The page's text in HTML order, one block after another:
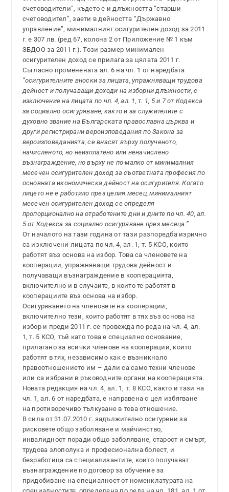
счетоводители”, където е и длъжността “старши
счетоводител”, заети в дейността “Държавно
управление”, минималният осигурителен доход за 2011
г. е 307 лв. (ред 67, колона 2 от Приложение № 1 към
ЗБДОО за 2011 г.). Този размер минимален
осигурителен доход се прилага за цялата 2011 г.
Съгласно променената ал. 6 на чл. 1 от наредбата
“осигурителните вноски за лицата, упражняващи трудова
дейност и получаващи доходи на изборни длъжности, с
изключение на лицата по чл. 4, ал. 1, т. 1, 5 и 7 от Кодекса
за социално осигуряване, както и за служителите с
духовно звание на Българската православна църква и
други регистрирани вероизповедания по Закона за
вероизповеданията, се внасят върху полученото,
начисленото, но неизплатено или неначислено
възнаграждение, но върху не по-малко от минималния
месечен осигурителен доход за съответната професия по
основната икономическа дейност на осигурителя. Когато
лицето не е работило през целия месец, минималният
месечен осигурителен доход се определя
пропорционално на отработените дни и дните по чл. 40, ал.
5 от Кодекса за социално осигуряване през месеца.”
От началото на тази година от тази разпоредба изрично
са изключени лицата по чл. 4, ал. 1, т. 5 КСО, които
работят въз основа на избор. Това са членовете на
кооперации, упражняващи трудова дейност и
получаващи възнаграждение в кооперацията,
включително и в случаите, в които те работят в
кооперациите въз основа на избор.
Осигуряването на членовете на кооперации,
включително тези, които работят в тях въз основа на
избор и преди 2011 г. се провежда по реда на чл. 4, ал.
1, т. 5 КСО, тъй като това е специално основание,
прилагано за всички членове на кооперации, които
работят в тях, независимо как е възникнало
правоотношението им – дали са само техни членове
или са избрани в ръководните органи на кооперацията.
Новата редакция на чл. 4, ал. 1, т. 8 КСО, както и тази на
чл. 1, ал. 6 от наредбата, е направена с цел избягване
на противоречиво тълкуване в това отношение.
В сила от 31.07.2010 г. задължително осигурени за
рисковете общо заболяване и майчинство,
инвалидност поради общо заболяване, старост и смърт,
трудова злополука и професионална болест, и
безработица са специализантите, които получават
възнаграждение по договор за обучение за
придобиване на специалност от номенклатурата на